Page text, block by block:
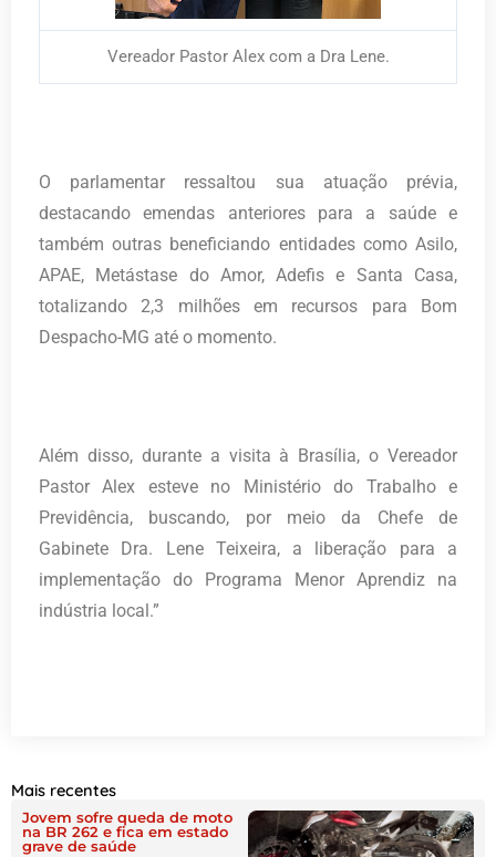
Vereador Pastor Alex com a Dra Lene.
O parlamentar ressaltou sua atuação prévia,
destacando emendas anteriores para a saúde e
também outras beneficiando entidades como Asilo,
APAE, Metástase do Amor, Adefis e Santa Casa,
totalizando 2,3 milhões em recursos para Bom
Despacho-MG até o momento.
Além disso, durante a visita à Brasília, o Vereador
Pastor Alex esteve no Ministério do Trabalho e
Previdência, buscando, por meio da Chefe de
Gabinete Dra. Lene Teixeira, a liberação para a
implementação do Programa Menor Aprendiz na
indústria local.”
Mais recentes
Jovem sofre queda de moto
na BR 262 e fica em estado
grave de saúde